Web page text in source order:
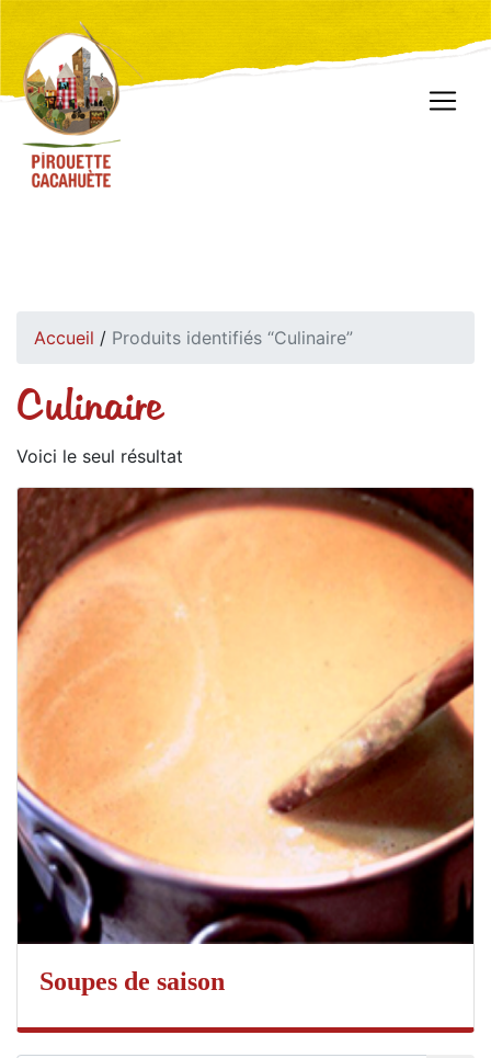
Accueil / Produits identifiés “Culinaire”
Culinaire
Voici le seul résultat
Soupes de saison